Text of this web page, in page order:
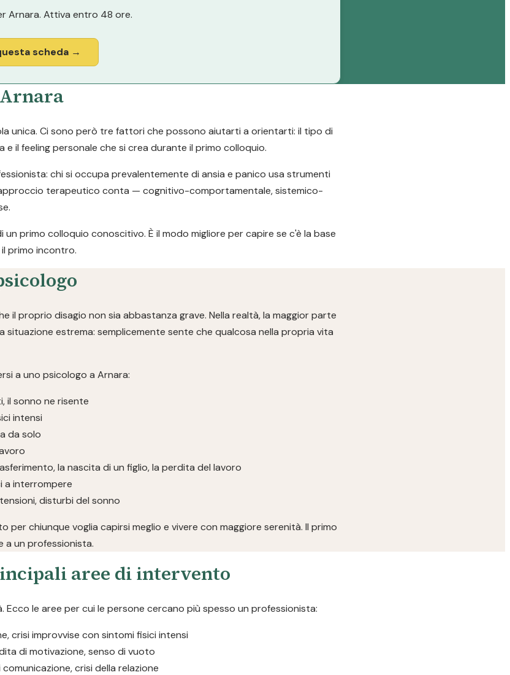
Arnara. Attiva entro 48 ore.
scheda →
unica. Ci sono però tre fattori che possono aiutarti a orientarti: il tipo di
il feeling personale che si crea durante il primo colloquio.
chi si occupa prevalentemente di ansia e panico usa strumenti
terapeutico conta — cognitivo-comportamentale, sistemico-
primo colloquio conoscitivo. È il modo migliore per capire se c'è la base
primo incontro.
proprio disagio non sia abbastanza grave. Nella realtà, la maggior parte
estrema: semplicemente sente che qualcosa nella propria vita
a uno psicologo a Arnara:
il sonno ne risente
intensi
da solo
la nascita di un figlio, la perdita del lavoro
a interrompere
disturbi del sonno
chiunque voglia capirsi meglio e vivere con maggiore serenità. Il primo
a un professionista.
aree di intervento
le aree per cui le persone cercano più spesso un professionista:
crisi improvvise con sintomi fisici intensi
di motivazione, senso di vuoto
crisi della relazione